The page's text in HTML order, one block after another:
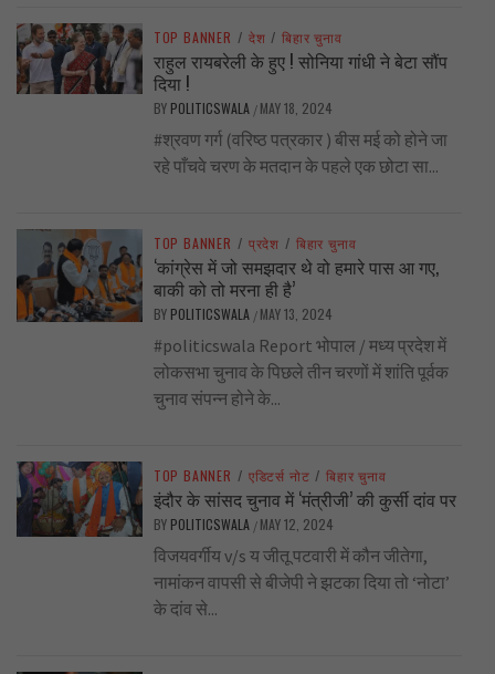
TOP BANNER / देश / बिहार चुनाव
राहुल रायबरेली के हुए ! सोनिया गांधी ने बेटा सौंप
दिया !
BY POLITICSWALA / MAY 18, 2024
#श्रवण गर्ग (वरिष्ठ पत्रकार ) बीस मई को होने जा
रहे पाँचवे चरण के मतदान के पहले एक छोटा सा...
TOP BANNER / प्रदेश / बिहार चुनाव
‘कांग्रेस में जो समझदार थे वो हमारे पास आ गए,
बाकी को तो मरना ही है’
BY POLITICSWALA / MAY 13, 2024
#politicswala Report भोपाल / मध्य प्रदेश में
लोकसभा चुनाव के पिछले तीन चरणों में शांति पूर्वक
चुनाव संपन्न होने के...
TOP BANNER / एडिटर्स नोट / बिहार चुनाव
इंदौर के सांसद चुनाव में ‘मंत्रीजी’ की कुर्सी दांव पर
BY POLITICSWALA / MAY 12, 2024
विजयवर्गीय v/s य जीतू पटवारी में कौन जीतेगा,
नामांकन वापसी से बीजेपी ने झटका दिया तो ‘नोटा’
के दांव से...